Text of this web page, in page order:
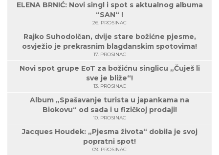
ELENA BRNIĆ: Novi singl i spot s aktualnog albuma
“SAN“ !
26. PROSINAC
Rajko Suhodolčan, dvije stare božićne pjesme,
osvježio je prekrasnim blagdanskim spotovima!
17. PROSINAC
Novi spot grupe EoT za božićnu singlicu „Čuješ li
sve je bliže“!
13. PROSINAC
Album „Spašavanje turista u japankama na
Biokovu“ od sada i u fizičkoj prodaji!
10. PROSINAC
Jacques Houdek: „Pjesma života“ dobila je svoj
popratni spot!
09. PROSINAC